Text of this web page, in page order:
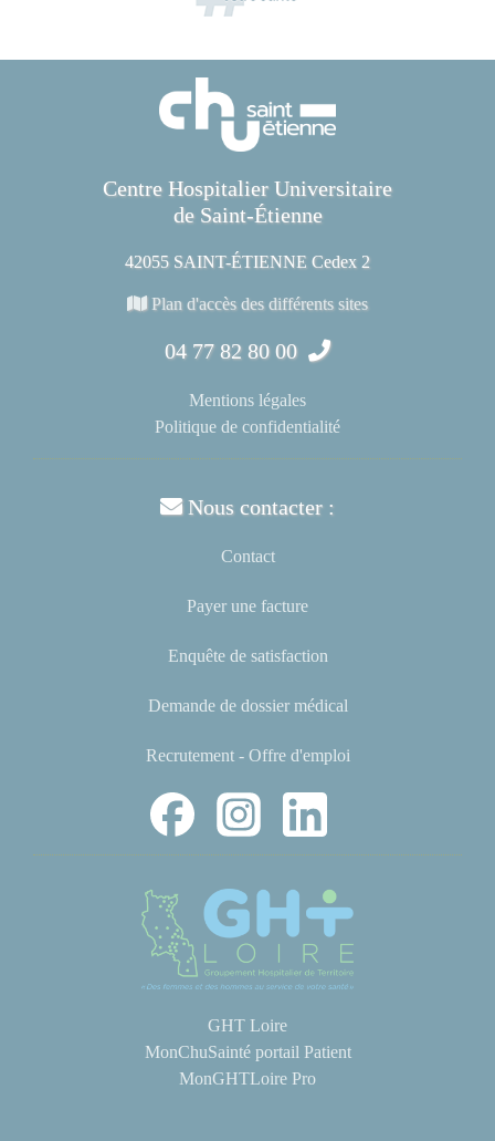
Centre Hospitalier Universitaire
de Saint-Étienne
42055 SAINT-ÉTIENNE Cedex 2
Plan d'accès des différents sites
04 77 82 80 00
Mentions légales
Politique de confidentialité
Nous contacter :
Contact
Payer une facture
Enquête de satisfaction
Demande de dossier médical
Recrutement - Offre d'emploi
GHT Loire
MonChuSainté portail Patient
MonGHTLoire Pro